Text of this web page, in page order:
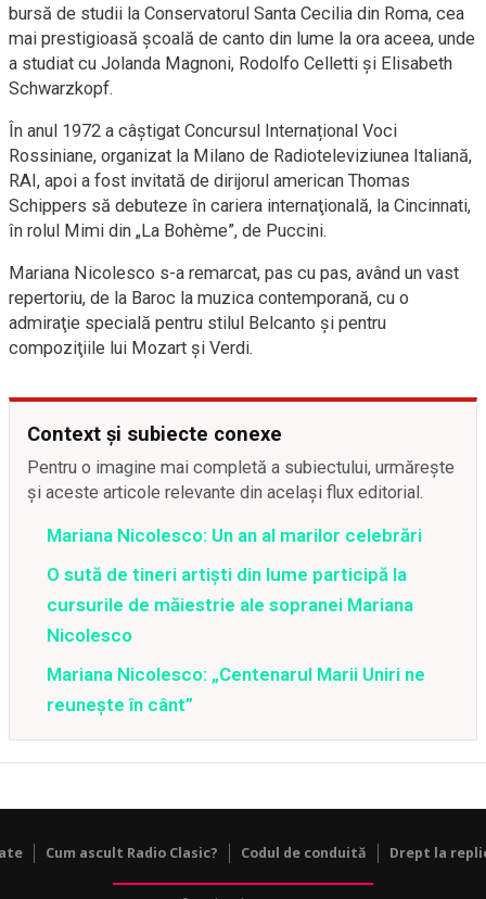
bursă de studii la Conservatorul Santa Cecilia din Roma, cea
mai prestigioasă şcoală de canto din lume la ora aceea, unde
a studiat cu Jolanda Magnoni, Rodolfo Celletti și Elisabeth
Schwarzkopf.
În anul 1972 a câştigat Concursul Internațional Voci
Rossiniane, organizat la Milano de Radioteleviziunea Italiană,
RAI, apoi a fost invitată de dirijorul american Thomas
Schippers să debuteze în cariera internaţională, la Cincinnati,
în rolul Mimi din „La Bohème”, de Puccini.
Mariana Nicolesco s-a remarcat, pas cu pas, având un vast
repertoriu, de la Baroc la muzica contemporană, cu o
admiraţie specială pentru stilul Belcanto şi pentru
compoziţiile lui Mozart şi Verdi.
Context și subiecte conexe
Pentru o imagine mai completă a subiectului, urmărește
și aceste articole relevante din același flux editorial.
Mariana Nicolesco: Un an al marilor celebrări
O sută de tineri artişti din lume participă la
cursurile de măiestrie ale sopranei Mariana
Nicolesco
Mariana Nicolesco: „Centenarul Marii Uniri ne
reuneşte în cânt”
Cum ascult Radio Clasic? Codul de conduită Drept la